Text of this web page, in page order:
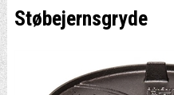
Støbejernsgryde